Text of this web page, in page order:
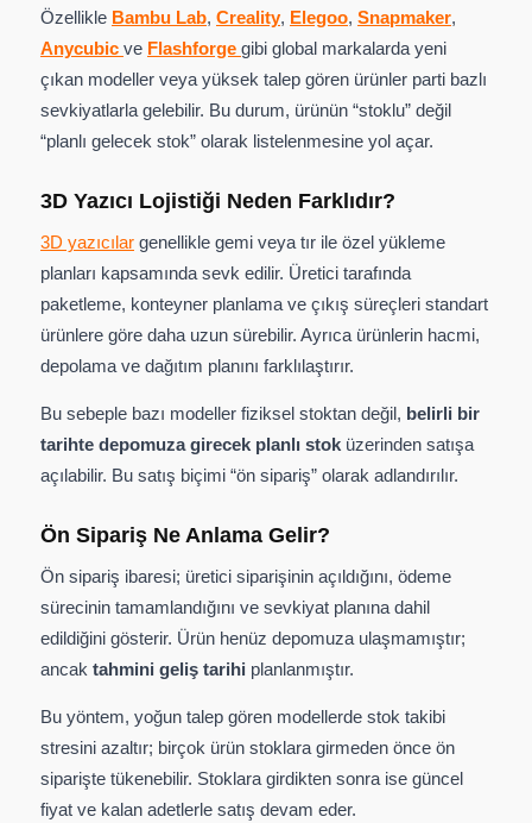
Özellikle Bambu Lab, Creality, Elegoo, Snapmaker,
Anycubic ve Flashforge gibi global markalarda yeni
çıkan modeller veya yüksek talep gören ürünler parti bazlı
sevkiyatlarla gelebilir. Bu durum, ürünün “stoklu” değil
“planlı gelecek stok” olarak listelenmesine yol açar.
3D Yazıcı Lojistiği Neden Farklıdır?
3D yazıcılar genellikle gemi veya tır ile özel yükleme
planları kapsamında sevk edilir. Üretici tarafında
paketleme, konteyner planlama ve çıkış süreçleri standart
ürünlere göre daha uzun sürebilir. Ayrıca ürünlerin hacmi,
depolama ve dağıtım planını farklılaştırır.
Bu sebeple bazı modeller fiziksel stoktan değil, belirli bir
tarihte depomuza girecek planlı stok üzerinden satışa
açılabilir. Bu satış biçimi “ön sipariş” olarak adlandırılır.
Ön Sipariş Ne Anlama Gelir?
Ön sipariş ibaresi; üretici siparişinin açıldığını, ödeme
sürecinin tamamlandığını ve sevkiyat planına dahil
edildiğini gösterir. Ürün henüz depomuza ulaşmamıştır;
ancak tahmini geliş tarihi planlanmıştır.
Bu yöntem, yoğun talep gören modellerde stok takibi
stresini azaltır; birçok ürün stoklara girmeden önce ön
siparişte tükenebilir. Stoklara girdikten sonra ise güncel
fiyat ve kalan adetlerle satış devam eder.